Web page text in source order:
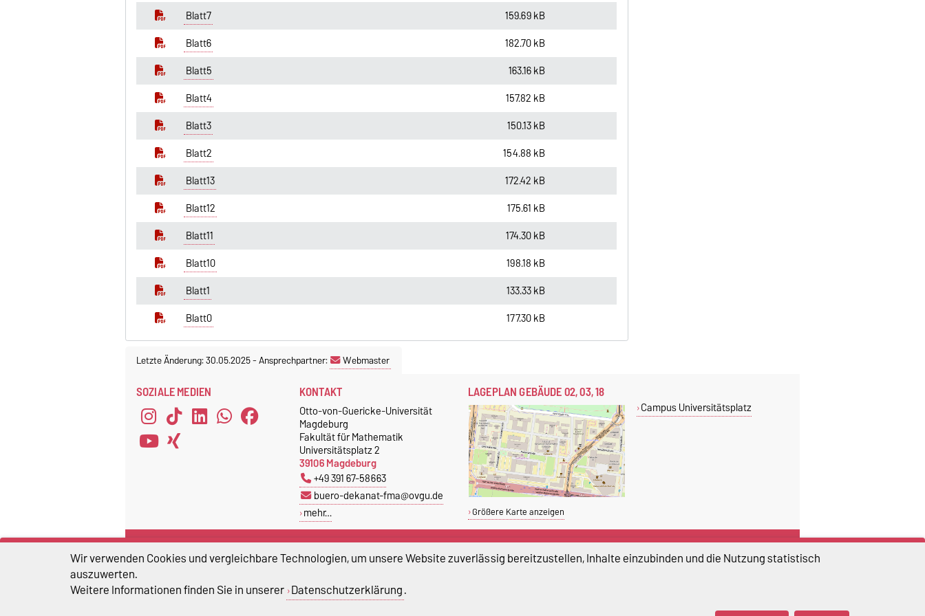
Blatt7
159.69 kB
Blatt6
182.70 kB
Blatt5
163.16 kB
Blatt4
157.82 kB
Blatt3
150.13 kB
Blatt2
154.88 kB
Blatt13
172.42 kB
Blatt12
175.61 kB
Blatt11
174.30 kB
Blatt10
198.18 kB
Blatt1
133.33 kB
Blatt0
177.30 kB
Letzte Änderung: 30.05.2025-Ansprechpartner: Webmaster
SOZIALE MEDIEN KONTAKT
Otto-von-Guericke-Universität
Magdeburg
Fakultät für Mathematik
Universitätsplatz 2
39106 Magdeburg
+49 391 67-58663
buero-dekanat-fma@ovgu.de
mehr…
LAGEPLAN GEBÄUDE 02, 03, 18
Größere Karte anzeigen
Campus Universitätsplatz
CHE HOCHSCHULRANKING
CHE Hochschulranking
DEKANAT
buero-dekanat-fma@ovgu.de
+49 391 67-58663
STUDIERENDENBÜRO
Studierendenbüro
DIESE SEITE
Wir verwenden Cookies und vergleichbare Technologien, um unsere Website zuverlässig bereitzustellen, Inhalte einzubinden und die Nutzung statistisch
auszuwerten.
Weitere Informationen finden Sie in unserer Datenschutzerklärung.